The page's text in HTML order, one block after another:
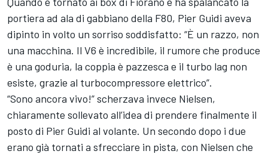
portiera ad ala di gabbiano della F80, Pier Guidi aveva
dipinto in volto un sorriso soddisfatto: “È un razzo, non
una macchina. Il V6 è incredibile, il rumore che produce
è una goduria, la coppia è pazzesca e il turbo lag non
esiste, grazie al turbocompressore elettrico”.
“Sono ancora vivo!” scherzava invece Nielsen,
chiaramente sollevato all’idea di prendere finalmente il
posto di Pier Guidi al volante. Un secondo dopo i due
erano già tornati a sfrecciare in pista, con Nielsen che